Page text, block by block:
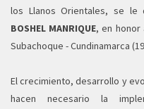
los Llanos Orientales, se
BOSHEL MANRIQUE, en honor
Subachoque - Cundinamarca
El crecimiento, desarrollo y
hacen necesario la